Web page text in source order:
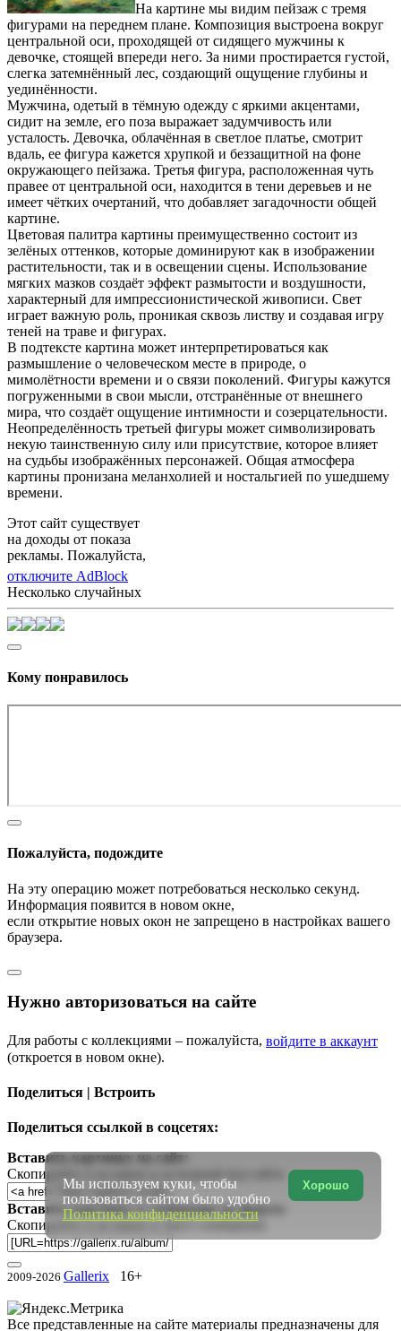
На картине мы видим пейзаж с тремя
фигурами на переднем плане. Композиция выстроена вокруг
центральной оси, проходящей от сидящего мужчины к
девочке, стоящей впереди него. За ними простирается густой,
слегка затемнённый лес, создающий ощущение глубины и
уединённости.
Мужчина, одетый в тёмную одежду с яркими акцентами,
сидит на земле, его поза выражает задумчивость или
усталость. Девочка, облачённая в светлое платье, смотрит
вдаль, ее фигура кажется хрупкой и беззащитной на фоне
окружающего пейзажа. Третья фигура, расположенная чуть
правее от центральной оси, находится в тени деревьев и не
имеет чётких очертаний, что добавляет загадочности общей
картине.
Цветовая палитра картины преимущественно состоит из
зелёных оттенков, которые доминируют как в изображении
растительности, так и в освещении сцены. Использование
мягких мазков создаёт эффект размытости и воздушности,
характерный для импрессионистической живописи. Свет
играет важную роль, проникая сквозь листву и создавая игру
теней на траве и фигурах.
В подтексте картина может интерпретироваться как
размышление о человеческом месте в природе, о
мимолётности времени и о связи поколений. Фигуры кажутся
погруженными в свои мысли, отстранённые от внешнего
мира, что создаёт ощущение интимности и созерцательности.
Неопределённость третьей фигуры может символизировать
некую таинственную силу или присутствие, которое влияет
на судьбы изображённых персонажей. Общая атмосфера
картины пронизана меланхолией и ностальгией по ушедшему
времени.
Этот сайт существует
на доходы от показа
рекламы. Пожалуйста,
отключите AdBlock
Несколько случайных
Кому понравилось
Пожалуйста, подождите
На эту операцию может потребоваться несколько секунд.
Информация появится в новом окне,
если открытие новых окон не запрещено в настройках вашего
браузера.
Нужно авторизоваться на сайте
Для работы с коллекциями – пожалуйста, войдите в аккаунт
(откроется в новом окне).
Поделиться | Встроить
Поделиться ссылкой в соцсетях:
Вставить картинку на сайт:
Скопируйте и вставьте в исходный код сайта
Вставить картинку в сообщение на форум:
Скопируйте и вставьте в текст сообщения
2009-2026 Gallerix 16+
Все представленные на сайте материалы предназначены для
Хорошо
Мы используем куки, чтобы
пользоваться сайтом было удобно
Политика конфиденциальности